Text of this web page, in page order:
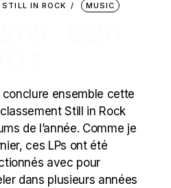
STILL IN ROCK MUSIC
ensemble cette
Still in Rock
de l’année. Comme je
ces LPs ont été
avec pour
dans plusieurs années